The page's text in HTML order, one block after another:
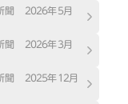
聞 ２０２６年５月
聞 ２０２６年３月
２０２５年１２月